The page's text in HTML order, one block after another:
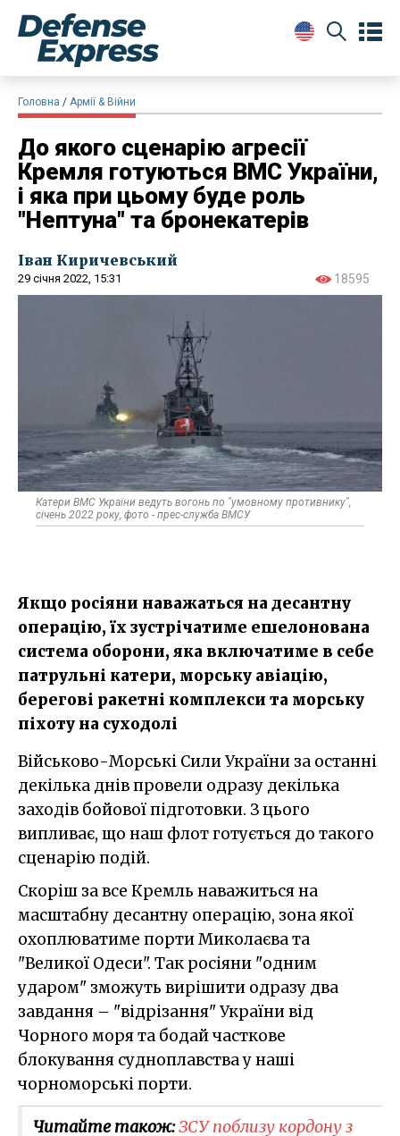
Головна Армії & Війни
До якого сценарію агресії
Кремля готуються ВМС України,
і яка при цьому буде роль
"Нептуна" та бронекатерів
Іван Киричевський
29 січня 2022, 15:31 18595
Катери ВМС України ведуть вогонь по "умовному противнику",
січень 2022 року, фото - прес-служба ВМСУ
Якщо росіяни наважаться на десантну
операцію, їх зустрічатиме ешелонована
система оборони, яка включатиме в себе
патрульні катери, морську авіацію,
берегові ракетні комплекси та морську
піхоту на суходолі
Військово-Морські Сили України за останні
декілька днів провели одразу декілька
заходів бойової підготовки. З цього
випливає, що наш флот готується до такого
сценарію подій.
Скоріш за все Кремль наважиться на
масштабну десантну операцію, зона якої
охоплюватиме порти Миколаєва та
"Великої Одеси". Так росіяни "одним
ударом" зможуть вирішити одразу два
завдання – "відрізання" України від
Чорного моря та бодай часткове
блокування судноплавства у наші
чорноморські порти.
Читайте також:ЗСУ поблизу кордону з